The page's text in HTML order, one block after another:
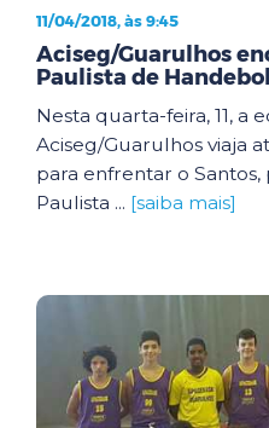
11/04/2018, às 9:45
Aciseg/Guarulhos
Paulista de
Nesta quarta-feira, 11, a
Aciseg/Guarulhos viaja
para enfrentar o
Paulista ... [saiba mais]